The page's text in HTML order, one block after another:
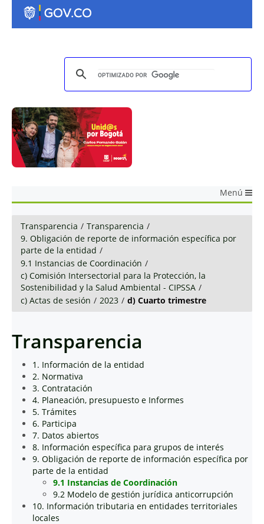
Menú
Transparencia / Transparencia /
9. Obligación de reporte de información específica por
parte de la entidad /
9.1 Instancias de Coordinación /
c) Comisión Intersectorial para la Protección, la
Sostenibilidad y la Salud Ambiental - CIPSSA /
c) Actas de sesión / 2023 / d) Cuarto trimestre
Transparencia
1. Información de la entidad
2. Normativa
3. Contratación
4. Planeación, presupuesto e Informes
5. Trámites
6. Participa
7. Datos abiertos
8. Información específica para grupos de interés
9. Obligación de reporte de información específica por
parte de la entidad
9.1 Instancias de Coordinación
9.2 Modelo de gestión jurídica anticorrupción
10. Información tributaria en entidades territoriales
locales